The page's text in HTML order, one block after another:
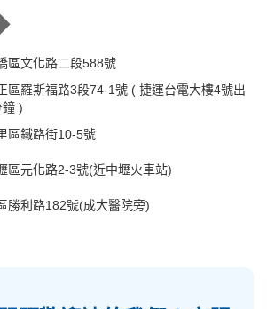
區文化路二段588號
區羅斯福路3段74-1號 ( 捷運台電大樓4號出
鐘 )
區鐵路街10-5號
區元化路2-3號(近中壢火車站)
勝利路182號(成大醫院旁)